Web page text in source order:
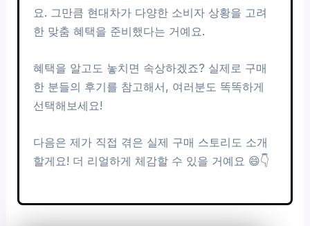
요. 그만큼 현대차가 다양한 소비자 상황을 고려
한 맞춤 혜택을 준비했다는 거예요.
혜택을 알고도 놓치면 속상하겠죠? 실제로 구매
한 분들의 후기를 참고해서, 여러분도 똑똑하게
선택해보세요!
다음은 제가 직접 겪은 실제 구매 스토리도 소개
할게요! 더 리얼하게 체감할 수 있을 거예요 😄👇